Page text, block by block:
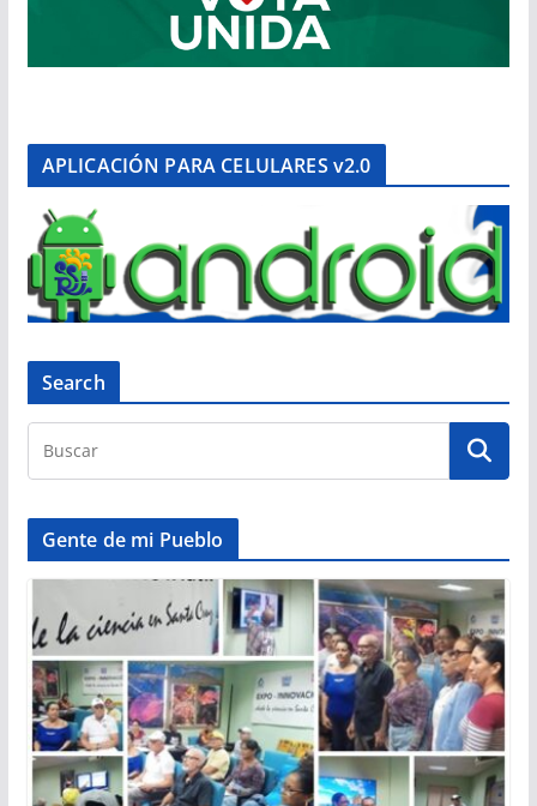
APLICACIÓN PARA CELULARES v2.0
Search
Gente de mi Pueblo